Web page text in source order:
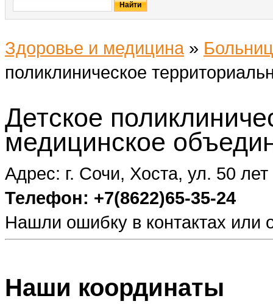
Здоровье и медицина »
поликлиническое
Детское
медицинское
Адрес: г. Сочи, Хоста, ул. 50
Телефон: +7(8622)65-35-24
Нашли ошибку в контактах
Наши координаты